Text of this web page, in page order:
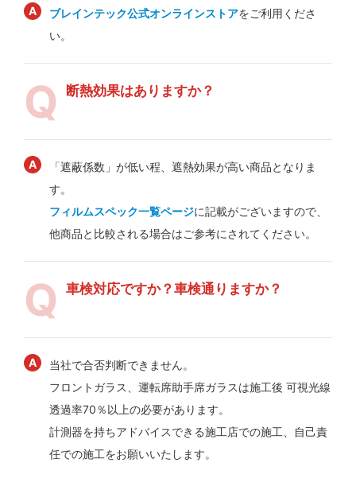
ブレインテック公式オンラインストアをご利用くださ
い。
断熱効果はありますか？
「遮蔽係数」が低い程、遮熱効果が高い商品となりま
す。
フィルムスペック一覧ページに記載がございますので、
他商品と比較される場合はご参考にされてください。
車検対応ですか？車検通りますか？
当社で合否判断できません。
フロントガラス、運転席助手席ガラスは施工後 可視光線
透過率70％以上の必要があります。
計測器を持ちアドバイスできる施工店での施工、自己責
任での施工をお願いいたします。